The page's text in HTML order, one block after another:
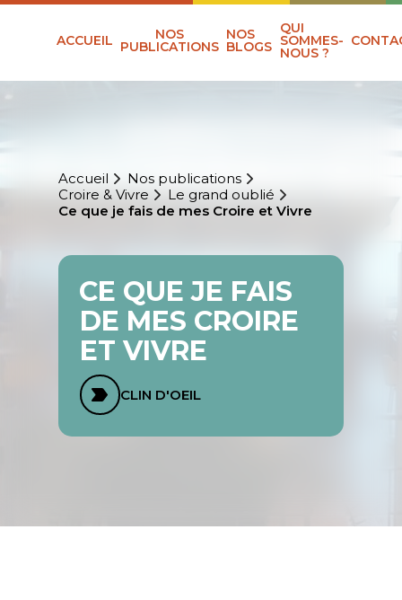
ACCUEIL NOS
PUBLICATIONS
NOS
BLOGS
QUI
SOMMES-
NOUS ?
Accueil
Nos publications
Croire & Vivre
Le grand oublié
Ce que je fais de mes Croire et Vivre
CE QUE JE FAIS
DE MES CROIRE
ET VIVRE
CLIN D'OEIL